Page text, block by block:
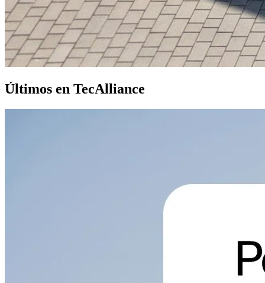
Últimos en TecAlliance